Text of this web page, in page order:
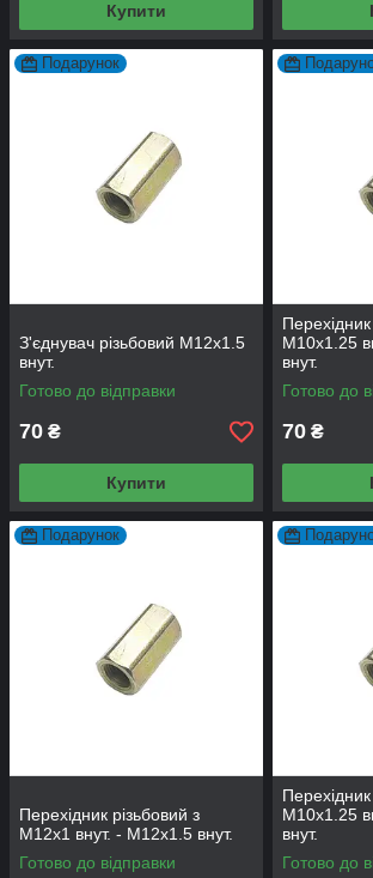
Купити
Подарунок
З'єднувач різьбовий M12х1.5
внут.
Готово до відправки
70 ₴
Купити
М10х1.25
внут.
Готово до
70 ₴
Подарунок
Перехідник різьбовий з
М12х1 внут. - М12х1.5 внут.
Готово до відправки
М10х1.25
внут.
Готово до